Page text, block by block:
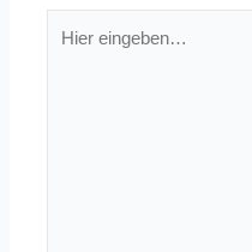
eingeben…